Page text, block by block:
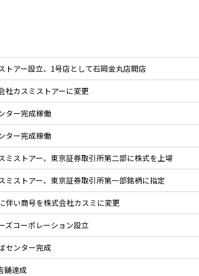
トアー設立、1号店として石岡金丸店開店
社カスミストアーに変更
ター完成稼働
ター完成稼働
ミストアー、東京証券取引所第二部に株式を上場
ミストアー、東京証券取引所第一部銘柄に指定
伴い商号を株式会社カスミに変更
ズコーポレーション設立
センター完成
舗達成